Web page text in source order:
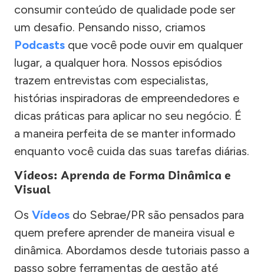
consumir conteúdo de qualidade pode ser
um desafio. Pensando nisso, criamos
Podcasts que você pode ouvir em qualquer
lugar, a qualquer hora. Nossos episódios
trazem entrevistas com especialistas,
histórias inspiradoras de empreendedores e
dicas práticas para aplicar no seu negócio. É
a maneira perfeita de se manter informado
enquanto você cuida das suas tarefas diárias.
Vídeos: Aprenda de Forma Dinâmica e
Visual
Os Vídeos do Sebrae/PR são pensados para
quem prefere aprender de maneira visual e
dinâmica. Abordamos desde tutoriais passo a
passo sobre ferramentas de gestão até